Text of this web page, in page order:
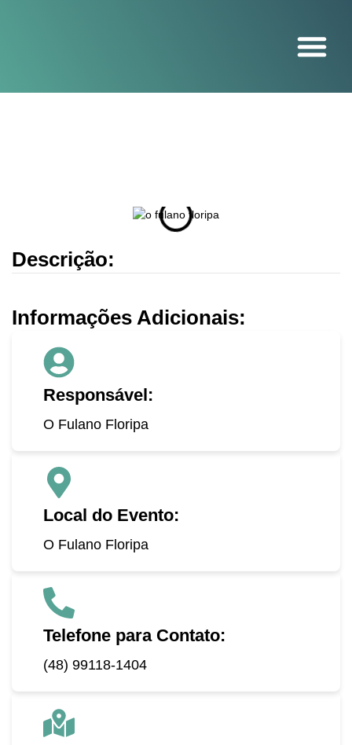
Descrição:
Informações Adicionais:
Responsável:
O Fulano Floripa
Local do Evento:
O Fulano Floripa
Telefone para Contato:
(48) 99118-1404